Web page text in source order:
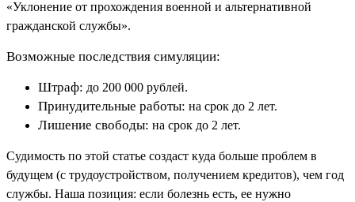
«Уклонение от прохождения военной и альтернативной
гражданской службы».
Возможные последствия симуляции:
Штраф: до 200 000 рублей.
Принудительные работы: на срок до 2 лет.
Лишение свободы: на срок до 2 лет.
Судимость по этой статье создаст куда больше проблем в
будущем (с трудоустройством, получением кредитов), чем год
службы. Наша позиция: если болезнь есть, ее нужно